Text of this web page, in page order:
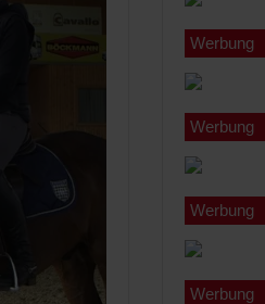
Werbung
Werbung
Werbung
Werbung